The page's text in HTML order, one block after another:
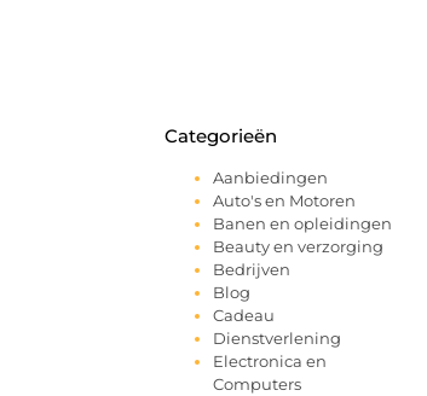
Categorieën
Aanbiedingen
Auto's en Motoren
Banen en opleidingen
Beauty en verzorging
Bedrijven
Blog
Cadeau
Dienstverlening
Electronica en
Computers